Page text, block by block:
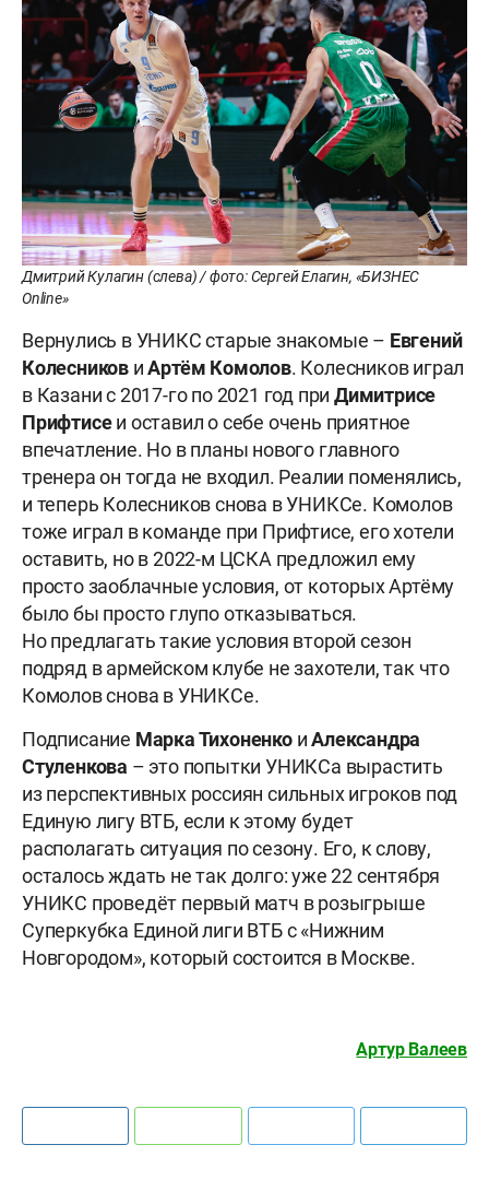
Дмитрий Кулагин (слева) / фото: Сергей Елагин, «БИЗНЕС
Online»
Вернулись в УНИКС старые знакомые – Евгений
Колесников иАртём Комолов. Колесников играл
в Казани с 2017-го по 2021 год при Димитрисе
Прифтисеи оставил о себе очень приятное
впечатление. Но в планы нового главного
тренера он тогда не входил. Реалии поменялись,
и теперь Колесников снова в УНИКСе. Комолов
тоже играл в команде при Прифтисе, его хотели
оставить, но в 2022-м ЦСКА предложил ему
просто заоблачные условия, от которых Артёму
было бы просто глупо отказываться.
Но предлагать такие условия второй сезон
подряд в армейском клубе не захотели, так что
Комолов снова в УНИКСе.
Подписание МаркаТихоненко иАлександра
Стуленкова – это попытки УНИКСа вырастить
из перспективных россиян сильных игроков под
Единую лигу ВТБ, если к этому будет
располагать ситуация по сезону. Его, к слову,
осталось ждать не так долго: уже 22 сентября
УНИКС проведёт первый матч в розыгрыше
Суперкубка Единой лиги ВТБ с «Нижним
Новгородом», который состоится в Москве.
Артур Валеев